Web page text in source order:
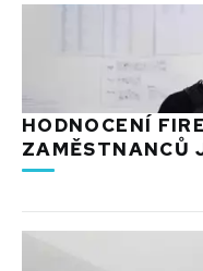
HODNOCENÍ
ZAMĚSTNANCŮ